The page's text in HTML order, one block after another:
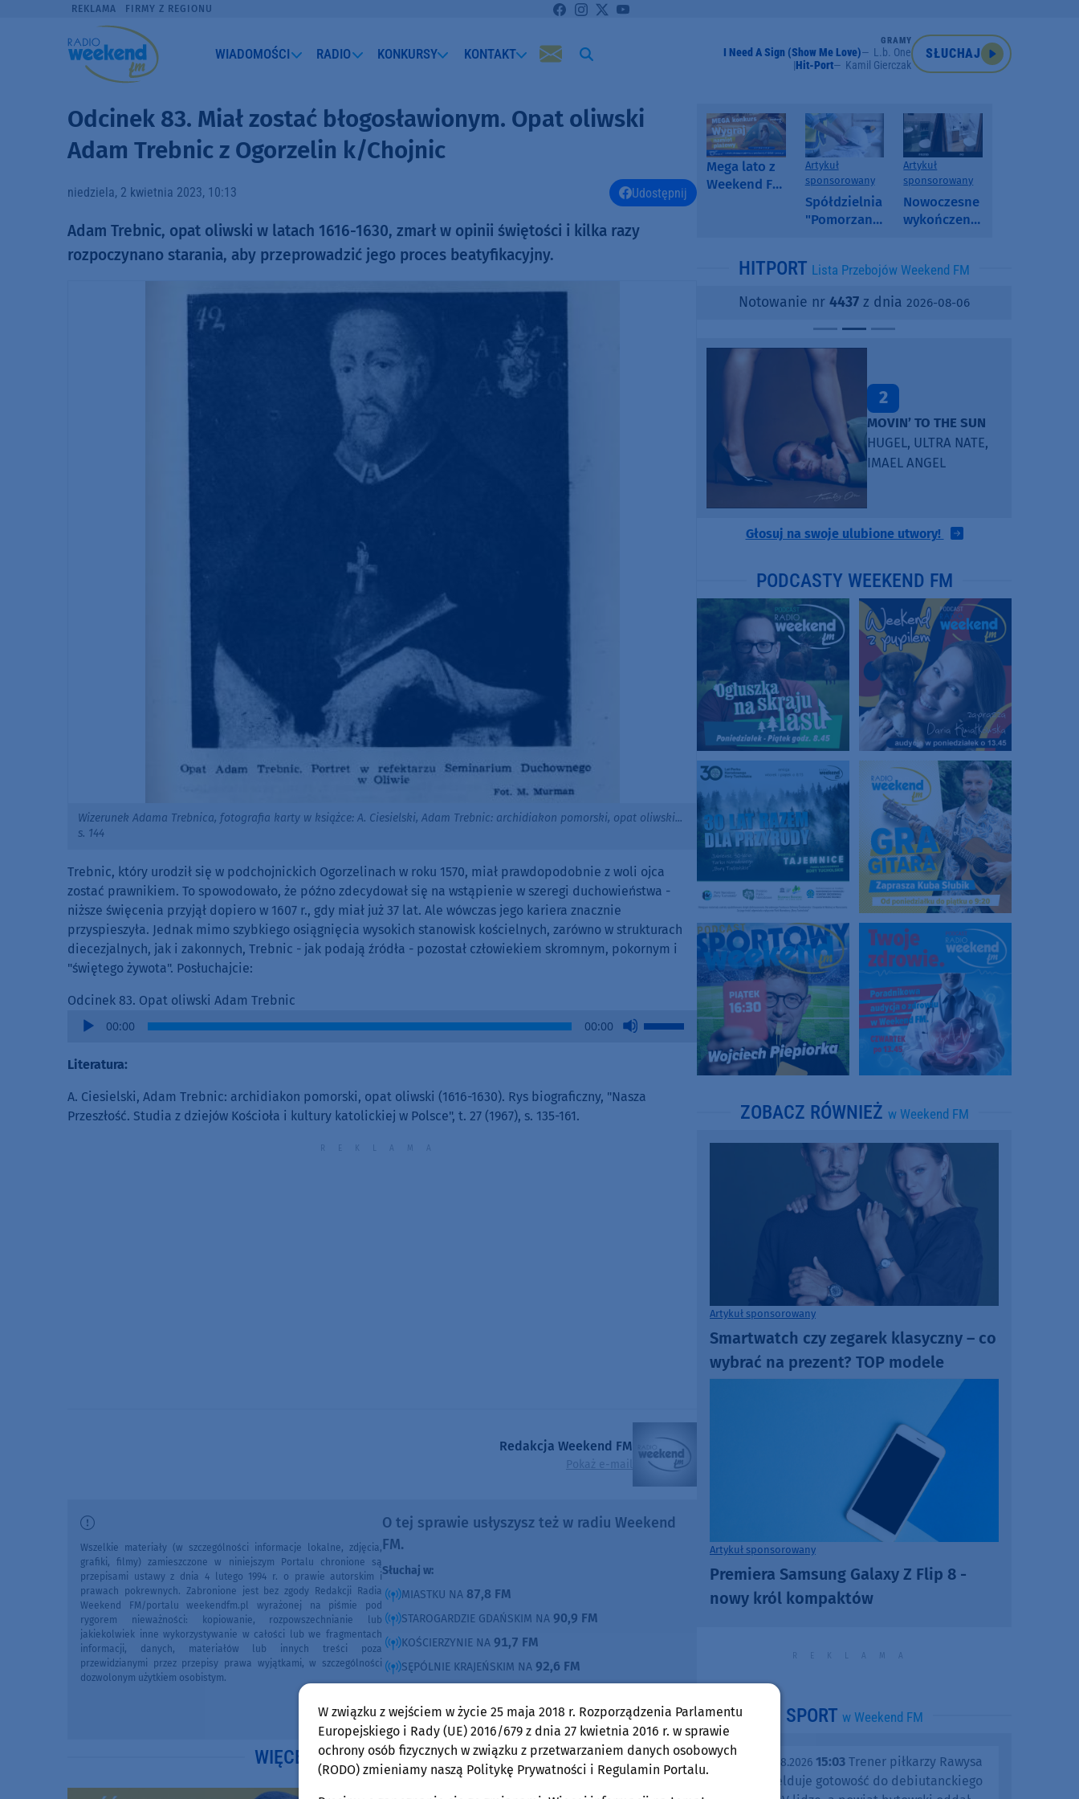
REKLAMA FIRMY Z REGIONU
WIADOMOŚCI RADIO KONKURSY KONTAKT
GRAMY
I Need A Sign (Show Me Love)
L.b. One
Hit-Port
Kamil Gierczak
SŁUCHAJ
Odcinek 83. Miał zostać błogosławionym. Opat oliwski
Adam Trebnic z Ogorzelin k/Chojnic
niedziela, 2 kwietnia 2023, 10:13 Udostępnij
Adam Trebnic, opat oliwski w latach 1616-1630, zmarł w opinii świętości i kilka razy
rozpoczynano starania, aby przeprowadzić jego proces beatyfikacyjny.
Wizerunek Adama Trebnica, fotografia karty w książce: A. Ciesielski, Adam Trebnic: archidiakon pomorski, opat oliwski...
s. 144
Trebnic, który urodził się w podchojnickich Ogorzelinach w roku 1570, miał prawdopodobnie z woli ojca
zostać prawnikiem. To spowodowało, że późno zdecydował się na wstąpienie w szeregi duchowieństwa -
niższe święcenia przyjął dopiero w 1607 r., gdy miał już 37 lat. Ale wówczas jego kariera znacznie
przyspieszyła. Jednak mimo szybkiego osiągnięcia wysokich stanowisk kościelnych, zarówno w strukturach
diecezjalnych, jak i zakonnych, Trebnic - jak podają źródła - pozostał człowiekiem skromnym, pokornym i
"świętego żywota". Posłuchajcie:
Odcinek 83. Opat oliwski Adam Trebnic
Audio
00:00 00:00
Use
to
Literatura:
A. Ciesielski, Adam Trebnic: archidiakon pomorski, opat oliwski (1616-1630). Rys biograficzny, "Nasza
Przeszłość. Studia z dziejów Kościoła i kultury katolickiej w Polsce", t. 27 (1967), s. 135-161.
Redakcja Weekend FM
Pokaż e-mail
O tej sprawie usłyszysz też w radiu Weekend
FM.
Słuchaj w:
MIASTKU NA 87,8 FM
STAROGARDZIE GDAŃSKIM NA 90,9 FM
KOŚCIERZYNIE NA 91,7 FM
SĘPÓLNIE KRAJEŃSKIM NA 92,6 FM
BYTOWIE NA105,8 FM
Wszelkie materiały (w szczególności informacje lokalne, zdjęcia,
grafiki, filmy) zamieszczone w niniejszym Portalu chronione są
przepisami ustawy z dnia 4 lutego 1994 r. o prawie autorskim i
prawach pokrewnych. Zabronione jest bez zgody Redakcji Radia
Weekend FM/portalu weekendfm.pl wyrażonej na piśmie pod
rygorem nieważności: kopiowanie, rozpowszechnianie lub
jakiekolwiek inne wykorzystywanie w całości lub we fragmentach
informacji, danych, materiałów lub innych treści poza
przewidzianymi przez przepisy prawa wyjątkami, w szczególności
dozwolonym użytkiem osobistym.
WIĘCEJ WIADOMOŚCIw Weekend FM
Rozmowy w Weekend FM Człuchów
Mega lato z
Weekend FM
Artykuł
sponsorowany
Spółdzielnia
"Pomorzanka"
informuje o
i ofertach
najmu
Artykuł
sponsorowany
Nowoczesne
wykończenia
SPC, WPC i
kamienny
HITPORT Lista Przebojów Weekend FM
Notowanie nr 4437 z dnia 2026-08-06
2
MOVIN’ TO THE SUN
HUGEL, ULTRA NATE,
IMAEL ANGEL
Głosuj na swoje ulubione utwory!
PODCASTY WEEKEND FM
ZOBACZ RÓWNIEŻ w Weekend FM
Artykuł sponsorowany
Smartwatch czy zegarek klasyczny – co
wybrać na prezent? TOP modele
Artykuł sponsorowany
Premiera Samsung Galaxy Z Flip 8 -
nowy król kompaktów
SPORT w Weekend FM
piątek, 07.08.2026 15:03 Trener piłkarzy Rawysa
Raciąż melduje gotowość do debiutanckiego
W związku z wejściem w życie 25 maja 2018 r. Rozporządzenia Parlamentu
Europejskiego i Rady (UE) 2016/679 z dnia 27 kwietnia 2016 r. w sprawie
ochrony osób fizycznych w związku z przetwarzaniem danych osobowych
(RODO) zmieniamy naszą Politykę Prywatności i Regulamin Portalu.